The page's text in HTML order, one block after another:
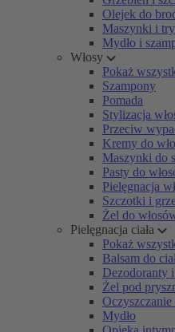
Olejek do
Maszynki i
Mydło i
Włosy
Pokaż
Szampony
Pomada
Stylizacja
Przeciw
Kremy do
Maszynki do
Pasty do
Pielęgnacja
Szczotki i
Żel do
Pielęgnacja ciała
Pokaż
Balsam do
Dezodoranty
Żel pod
Oczyszczanie
Mydło